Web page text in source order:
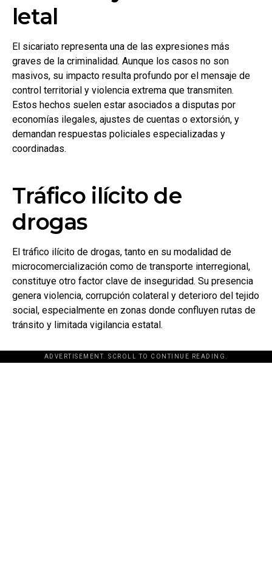
letal
El sicariato representa una de las expresiones más
graves de la criminalidad. Aunque los casos no son
masivos, su impacto resulta profundo por el mensaje de
control territorial y violencia extrema que transmiten.
Estos hechos suelen estar asociados a disputas por
economías ilegales, ajustes de cuentas o extorsión, y
demandan respuestas policiales especializadas y
coordinadas.
Tráfico ilícito de
drogas
El tráfico ilícito de drogas, tanto en su modalidad de
microcomercialización como de transporte interregional,
constituye otro factor clave de inseguridad. Su presencia
genera violencia, corrupción colateral y deterioro del tejido
social, especialmente en zonas donde confluyen rutas de
tránsito y limitada vigilancia estatal.
ADVERTISEMENT. SCROLL TO CONTINUE READING.